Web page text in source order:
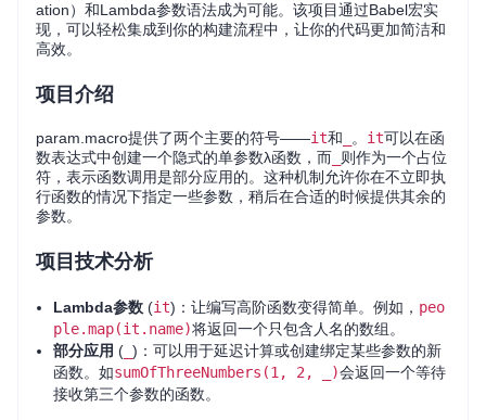
ation）和Lambda参数语法成为可能。该项目通过Babel宏实
现，可以轻松集成到你的构建流程中，让你的代码更加简洁和
高效。
项目介绍
param.macro提供了两个主要的符号——it和 。 it可以在函
数表达式中创建一个隐式的单参数λ函数，而 则作为一个占位
符，表示函数调用是部分应用的。这种机制允许你在不立即执
行函数的情况下指定一些参数，稍后在合适的时候提供其余的
参数。
项目技术分析
Lambda参数 (it)：让编写高阶函数变得简单。例如， peo
ple.map(it.name)将返回一个只包含人名的数组。
部分应用 ( )：可以用于延迟计算或创建绑定某些参数的新
函数。如sumOfThreeNumbers(1, 2, _)会返回一个等待
接收第三个参数的函数。